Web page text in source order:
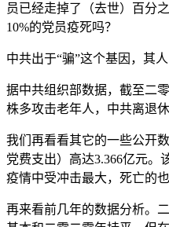
员已经走掉了（去世）百分
10%的党员疫死吗？
中共出于“骗”这个基因，其
据中共组织部数据，截至二
株多攻击老年人，中共离退
我们再看看其它的一些公开
党费支出）高达3.366亿元
疫情中受冲击最大，死亡的
再来看前几年的数据分析。